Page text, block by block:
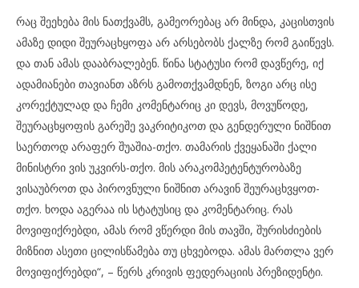
რაც შეეხება მის ნათქვამს, გამეორებაც არ მინდა, კაცისთვის
ამაზე დიდი შეურაცხყოფა არ არსებობს ქალზე რომ გაიწევს.
და თან ამას დააბრალებენ. წინა სტატუსი რომ დავწერე, იქ
ადამიანები თავიანთ აზრს გამოთქვამდნენ, ზოგი არც ისე
კორექტულად და ჩემი კომენტარიც კი დევს, მოვუწოდე,
შეურაცხყოფის გარეშე ვაკრიტიკოთ და გენდერული ნიშნით
საერთოდ არაფერ შუაშია-თქო. თამარის ქვეყანაში ქალი
მინისტრი ვის უკვირს-თქო. მის არაკომპეტენტურობაზე
ვისაუბროთ და პიროვნული ნიშნით არავინ შეურაცხვყოთ-
თქო. ხოდა აგერაა ის სტატუსიც და კომენტარიც. რას
მოვიფიქრებდი, ამას რომ ვწერდი მის თავში, შურისძიების
მიზნით ასეთი ცილისწამება თუ ცხვებოდა. ამას მართლა ვერ
მოვიფიქრებდი“, – წერს კრივის ფედერაციის პრეზიდენტი.